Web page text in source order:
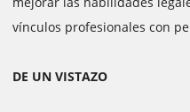
vínculos profesionales con
DE UN VISTAZO